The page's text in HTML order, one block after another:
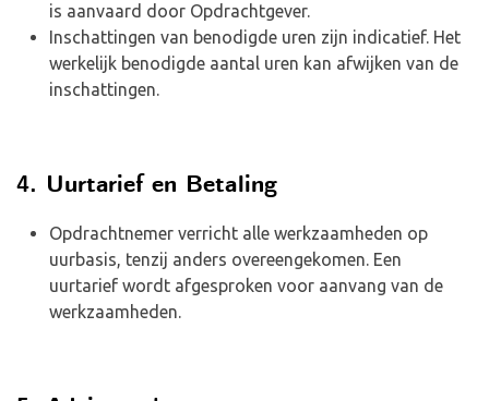
is aanvaard door Opdrachtgever.
Inschattingen van benodigde uren zijn indicatief. Het
werkelijk benodigde aantal uren kan afwijken van de
inschattingen.
4. Uurtarief en Betaling
Opdrachtnemer verricht alle werkzaamheden op
uurbasis, tenzij anders overeengekomen. Een
uurtarief wordt afgesproken voor aanvang van de
werkzaamheden.